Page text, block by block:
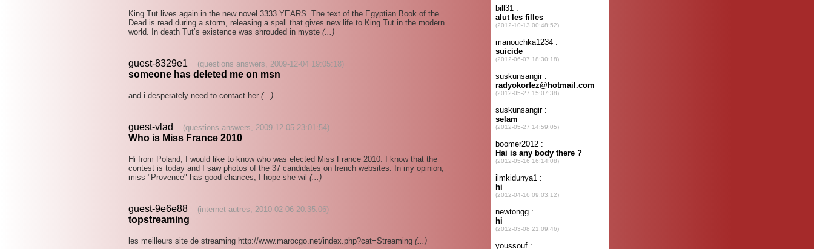
King Tut lives again in the new novel 3333 YEARS. The text of the Egyptian Book of the
Dead is read during a storm, releasing a spell that gives new life to King Tut in the modern
world. In death Tut’s existence was shrouded in myste (...)
guest-8329e1 (questions answers, 2009-12-04 19:05:18)
someone has deleted me on msn
and i desperately need to contact her (...)
guest-vlad (questions answers, 2009-12-05 23:01:54)
Who is Miss France 2010
Hi from Poland, I would like to know who was elected Miss France 2010. I know that the
contest is today and I saw photos of the 37 candidates on french websites. In my opinion,
miss "Provence" has good chances, I hope she wil (...)
guest-9e6e88 (internet autres, 2010-02-06 20:35:06)
topstreaming
les meilleurs site de streaming http://www.marocgo.net/index.php?cat=Streaming (...)